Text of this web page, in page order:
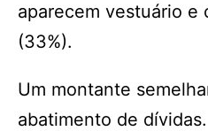
aparecem vestuário e
(33%).
Um montante
abatimento de